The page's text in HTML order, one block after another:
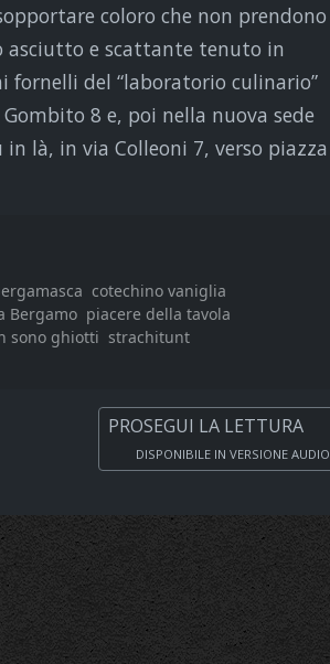
coloro che non prendono
asciutto e scattante tenuto in
del “laboratorio culinario”
8 e, poi nella nuova sede
là, in via Colleoni 7, verso piazza
cotechino vaniglia
Bergamo piacere della tavola
sono ghiotti strachitunt
PROSEGUI LA LETTURA
DISPONIBILE IN VERSIONE AUDIO